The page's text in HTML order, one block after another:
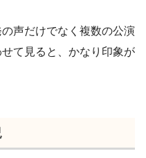
声だけでなく複数の公演
て見ると、かなり印象が